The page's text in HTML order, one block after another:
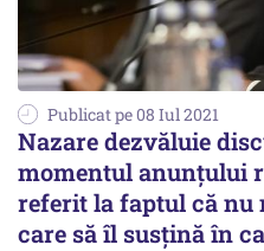
Publicat pe 08 Iul 2021
Nazare dezvăluie
momentul anunţului
referit la faptul că nu
care să îl susțină în